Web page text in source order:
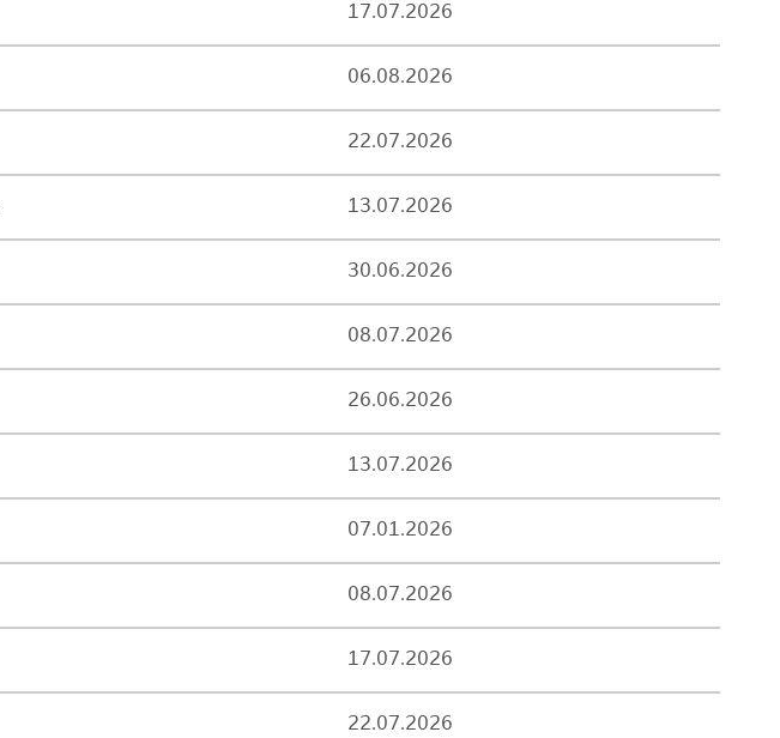
17.07.2026
06.08.2026
22.07.2026
13.07.2026
30.06.2026
08.07.2026
26.06.2026
13.07.2026
07.01.2026
08.07.2026
17.07.2026
22.07.2026